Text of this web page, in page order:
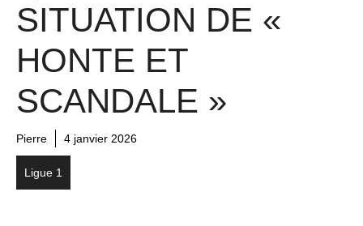
SITUATION DE «
HONTE ET
SCANDALE »
Pierre 4 janvier 2026
Ligue 1